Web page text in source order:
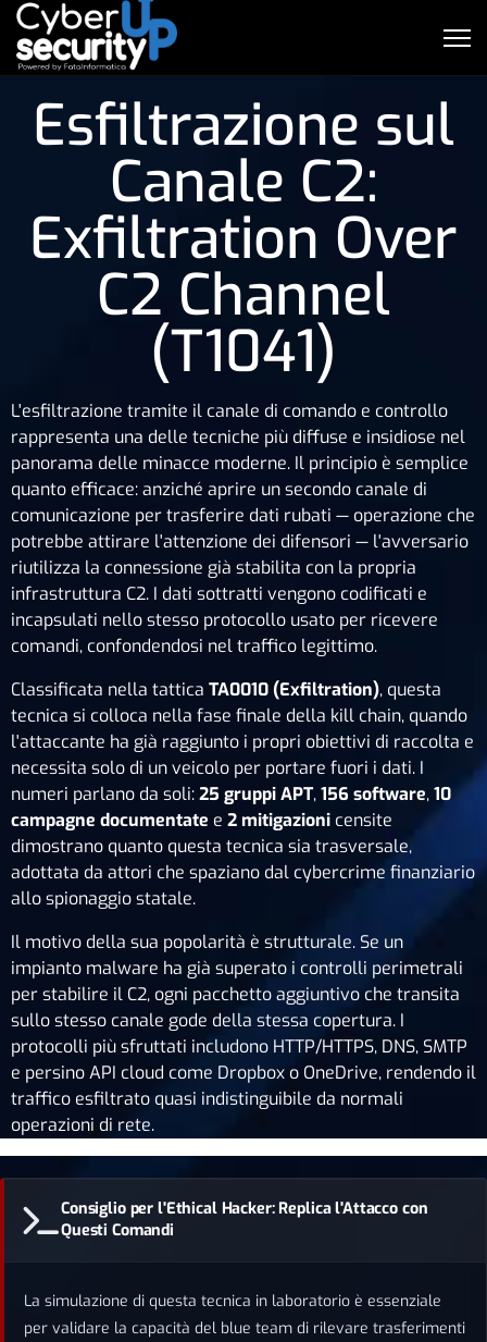
Esfiltrazione sul
Canale C2:
Exfiltration Over
C2 Channel
(T1041)
L'esfiltrazione tramite il canale di comando e controllo
rappresenta una delle tecniche più diffuse e insidiose nel
panorama delle minacce moderne. Il principio è semplice
quanto efficace: anziché aprire un secondo canale di
comunicazione per trasferire dati rubati — operazione che
potrebbe attirare l'attenzione dei difensori — l'avversario
riutilizza la connessione già stabilita con la propria
infrastruttura C2. I dati sottratti vengono codificati e
incapsulati nello stesso protocollo usato per ricevere
comandi, confondendosi nel traffico legittimo.
Classificata nella tattica TA0010 (Exfiltration), questa
tecnica si colloca nella fase finale della kill chain, quando
l'attaccante ha già raggiunto i propri obiettivi di raccolta e
necessita solo di un veicolo per portare fuori i dati. I
numeri parlano da soli:25 gruppi APT,156 software,10
campagne documentate e 2 mitigazioni censite
dimostrano quanto questa tecnica sia trasversale,
adottata da attori che spaziano dal cybercrime finanziario
allo spionaggio statale.
Il motivo della sua popolarità è strutturale. Se un
impianto malware ha già superato i controlli perimetrali
per stabilire il C2, ogni pacchetto aggiuntivo che transita
sullo stesso canale gode della stessa copertura. I
protocolli più sfruttati includono HTTP/HTTPS, DNS, SMTP
e persino API cloud come Dropbox o OneDrive, rendendo il
traffico esfiltrato quasi indistinguibile da normali
operazioni di rete.
Consiglio per l'Ethical Hacker: Replica l'Attacco con
Questi Comandi
La simulazione di questa tecnica in laboratorio è essenziale
per validare la capacità del blue team di rilevare trasferimenti